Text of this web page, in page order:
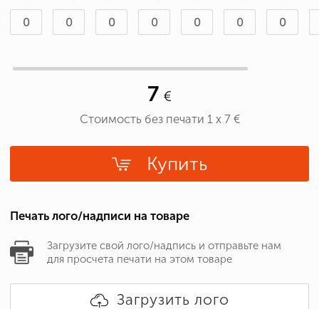
7
Купить
Стоимость без печати 1x 7€
Печать лого/надписи на товаре
Загрузите свой лого/надпись и отправьте нам
для просчета печати на этом товаре
Загрузить лого